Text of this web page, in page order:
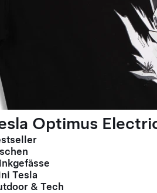
Optimus
Tesla
& Tech